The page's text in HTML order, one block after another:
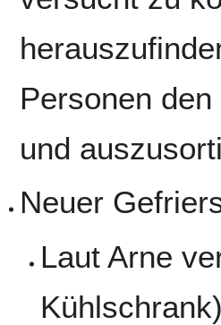
Personen
und
Neuer
Laut Arne